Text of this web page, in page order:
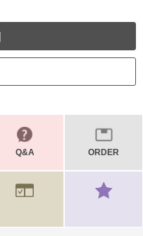
Q&A ORDER